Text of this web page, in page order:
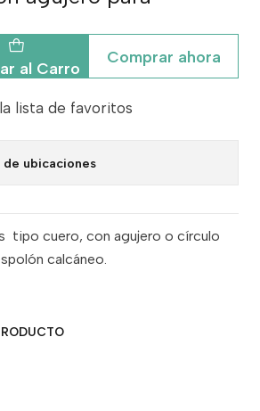
al Carro
Comprar ahora
lista de favoritos
ubicaciones
tipo cuero, con agujero o círculo
calcáneo.